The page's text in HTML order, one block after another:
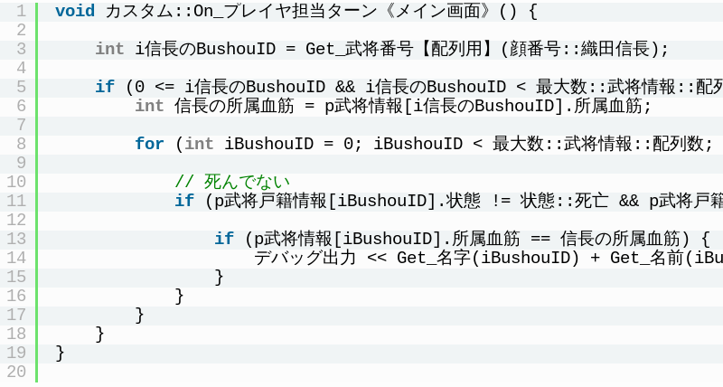
1
2
3
4
5
6
7
8
9
10
11
12
13
14
15
16
17
18
19
20
void
カスタム::On_プレイヤ担当ターン《メイン画面》() {
int i信長のBushouID = Get_武将番号【配列用】(顔番号::織田信長);
if
(0 <= i信長のBushouID && i信長のBushouID < 最大数::武将情報::
int 信長の所属血筋 = p武将情報[i信長のBushouID].所属血筋;
for
(int iBushouID = 0; iBushouID < 最大数::武将情報::配列数
// 死んでない
if
(p武将戸籍情報[iBushouID].状態 != 状態::死亡 && p武将
if
(p武将情報[iBushouID].所属血筋 == 信長の所属血筋) {
デバッグ出力 << Get_名字(iBushouID) + Get_名前
}
}
}
}
}